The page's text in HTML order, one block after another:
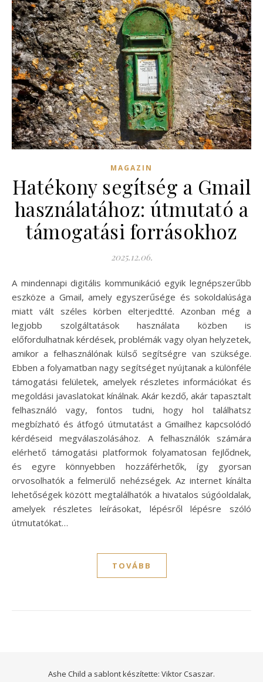
MAGAZIN
Hatékony segítség a Gmail
használatához: útmutató a
támogatási forrásokhoz
2025.12.06.
A mindennapi digitális kommunikáció egyik legnépszerűbb
eszköze a Gmail, amely egyszerűsége és sokoldalúsága
miatt vált széles körben elterjedtté. Azonban még a
legjobb szolgáltatások használata közben is
előfordulhatnak kérdések, problémák vagy olyan helyzetek,
amikor a felhasználónak külső segítségre van szüksége.
Ebben a folyamatban nagy segítséget nyújtanak a különféle
támogatási felületek, amelyek részletes információkat és
megoldási javaslatokat kínálnak. Akár kezdő, akár tapasztalt
felhasználó vagy, fontos tudni, hogy hol találhatsz
megbízható és átfogó útmutatást a Gmailhez kapcsolódó
kérdéseid megválaszolásához. A felhasználók számára
elérhető támogatási platformok folyamatosan fejlődnek,
és egyre könnyebben hozzáférhetők, így gyorsan
orvosolhatók a felmerülő nehézségek. Az internet kínálta
lehetőségek között megtalálhatók a hivatalos súgóoldalak,
amelyek részletes leírásokat, lépésről lépésre szóló
útmutatókat…
TOVÁBB
Ashe Child a sablont készítette: Viktor Csaszar.